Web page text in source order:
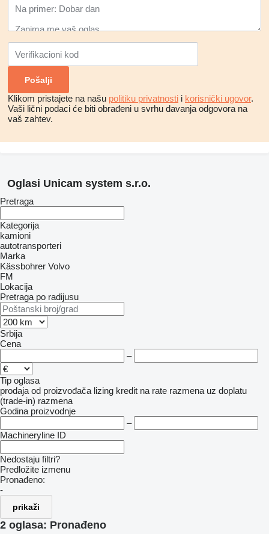
Klikom pristajete na našu politiku privatnosti i korisnički ugovor.
Vaši lični podaci će biti obrađeni u svrhu davanja odgovora na
vaš zahtev.
Oglasi Unicam system s.r.o.
Pretraga
Kategorija
kamioni
autotransporteri
Marka
Kässbohrer Volvo
FM
Lokacija
Pretraga po radijusu
Srbija
Cena
–
Tip oglasa
prodaja od proizvođača lizing kredit na rate razmena uz doplatu
(trade-in) razmena
Godina proizvodnje
–
Machineryline ID
Nedostaju filtri?
Predložite izmenu
Pronađeno:
-
prikaži
2 oglasa: Pronađeno